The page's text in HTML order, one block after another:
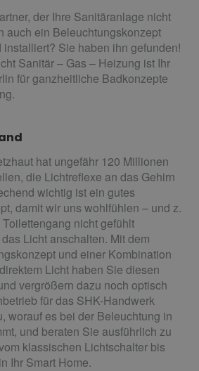
der Ihre Sanitäranlage nicht
auch ein Beleuchtungskonzept
Sie haben ihn gefunden!
Sanitär – Gas – Heizung ist Ihr
für ganzheitliche Badkonzepte
hat ungefähr 120 Millionen
die Lichtreflexe an das Gehirn
wichtig ist ein gutes
damit wir uns wohlfühlen – und z.
nicht gefühlt
Licht anschalten. Mit dem
und einer Kombination
Licht haben Sie diesen
vergrößern dazu noch optisch
für das SHK-Handwerk
worauf es bei der Beleuchtung in
und beraten Sie ausführlich zu
klassischen Lichtschalter bis
Ihr Smart Home.